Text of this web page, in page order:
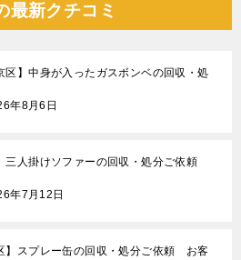
最新クチコミ
区】中身が入ったガスボンベの回収・処
年8月6日
三人掛けソファーの回収・処分ご依頼
年7月12日
】スプレー缶の回収・処分ご依頼 お客